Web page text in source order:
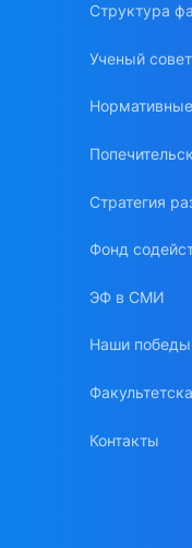
Структура
Ученый совет
Стратегия
Фонд
ЭФ в СМИ
Наши победы
Контакты